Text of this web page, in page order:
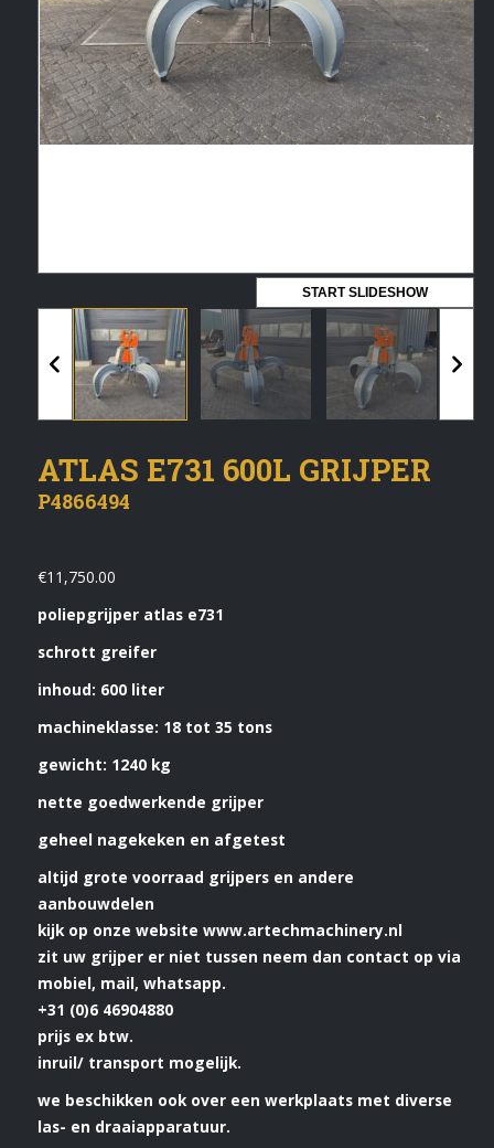
Vermeldingen feed
Reacties feed
WordPress.org
Contact Opnemen
START SLIDESHOW
ATLAS E731 600L GRIJPER
P4866494
€11,750.00
poliepgrijper atlas e731
schrott greifer
inhoud: 600 liter
machineklasse: 18 tot 35 tons
gewicht: 1240 kg
nette goedwerkende grijper
geheel nagekeken en afgetest
altijd grote voorraad grijpers en andere
aanbouwdelen
kijk op onze website www.artechmachinery.nl
zit uw grijper er niet tussen neem dan contact op via
mobiel, mail, whatsapp.
+31 (0)6 46904880
prijs ex btw.
inruil/ transport mogelijk.
we beschikken ook over een werkplaats met diverse
las- en draaiapparatuur.